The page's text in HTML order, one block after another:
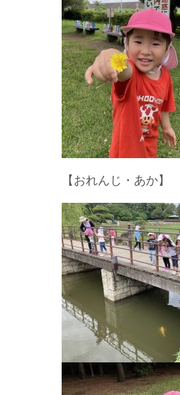
【おれんじ・あか】